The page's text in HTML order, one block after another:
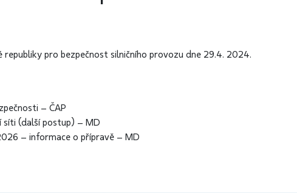
republiky pro bezpečnost silničního provozu dne 29.4. 2024.
– ČAP
síti (další postup) – MD
– informace o přípravě – MD